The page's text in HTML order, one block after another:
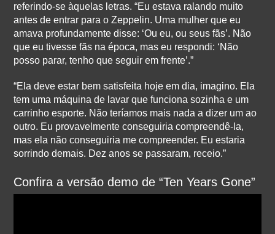
referindo-se àquelas letras. “Eu estava ralando muito
antes de entrar para o Zeppelin. Uma mulher que eu
amava profundamente disse: ‘Ou eu, ou seus fãs’. Não
que eu tivesse fãs na época, mas eu respondi: ‘Não
posso parar, tenho que seguir em frente’.”
“Ela deve estar bem satisfeita hoje em dia, imagino. Ela
tem uma máquina de lavar que funciona sozinha e um
carrinho esporte. Não teríamos mais nada a dizer um ao
outro. Eu provavelmente conseguiria compreendê-la,
mas ela não conseguiria me compreender. Eu estaria
sorrindo demais. Dez anos se passaram, receio.”
Confira a versão demo de “Ten Years Gone”